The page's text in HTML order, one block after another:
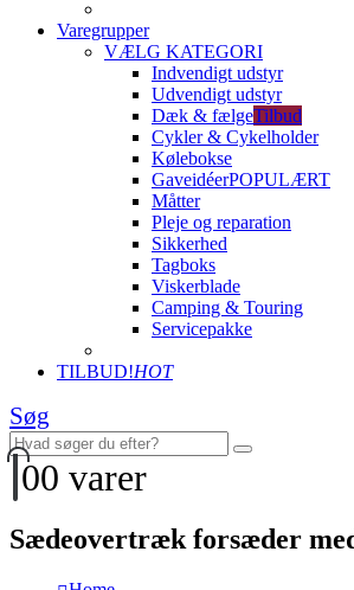
Varegrupper
VÆLG KATEGORI
Indvendigt udstyr
Udvendigt udstyr
Dæk & fælgeTilbud
Cykler & Cykelholder
Kølebokse
GaveidéerPOPULÆRT
Måtter
Pleje og reparation
Sikkerhed
Tagboks
Viskerblade
Camping & Touring
Servicepakke
TILBUD!HOT
Søg
00 varer
Sædeovertræk forsæder